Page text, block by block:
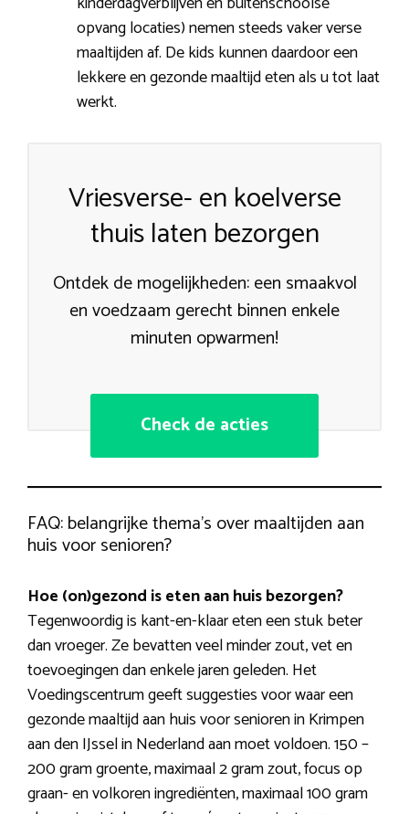
opvang locaties) nemen steeds vaker verse
maaltijden af. De kids kunnen daardoor een
lekkere en gezonde maaltijd eten als u tot laat
werkt.
Vriesverse- en koelverse
thuis laten bezorgen
Ontdek de mogelijkheden: een smaakvol
en voedzaam gerecht binnen enkele
minuten opwarmen!
Check de acties
FAQ: belangrijke thema’s over maaltijden aan
huis voor senioren?
Hoe (on)gezond is eten aan huis bezorgen?
Tegenwoordig is kant-en-klaar eten een stuk beter
dan vroeger. Ze bevatten veel minder zout, vet en
toevoegingen dan enkele jaren geleden. Het
Voedingscentrum geeft suggesties voor waar een
gezonde maaltijd aan huis voor senioren in Krimpen
aan den IJssel in Nederland aan moet voldoen. 150 –
200 gram groente, maximaal 2 gram zout, focus op
graan- en volkoren ingrediënten, maximaal 100 gram